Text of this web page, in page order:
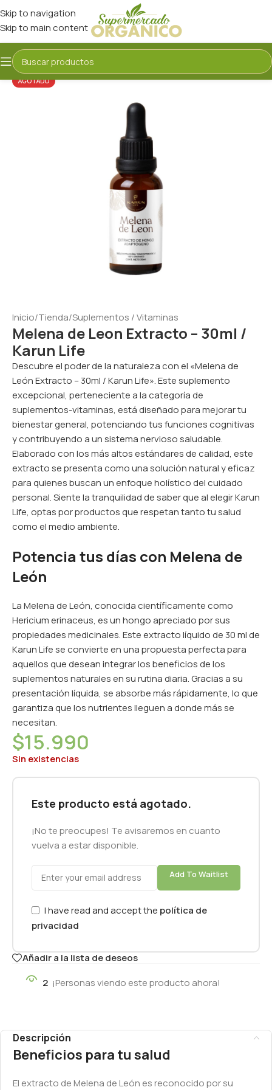
Skip to navigation
Skip to main content
AGOTADO
Inicio/Tienda/Suplementos / Vitaminas
Melena de Leon Extracto – 30ml /
Karun Life
Descubre el poder de la naturaleza con el «Melena de
León Extracto – 30ml / Karun Life». Este suplemento
excepcional, perteneciente a la categoría de
suplementos-vitaminas, está diseñado para mejorar tu
bienestar general, potenciando tus funciones cognitivas
y contribuyendo a un sistema nervioso saludable.
Elaborado con los más altos estándares de calidad, este
extracto se presenta como una solución natural y eficaz
para quienes buscan un enfoque holístico del cuidado
personal. Siente la tranquilidad de saber que al elegir Karun
Life, optas por productos que respetan tanto tu salud
como el medio ambiente.
Potencia tus días con Melena de
León
La Melena de León, conocida científicamente como
Hericium erinaceus, es un hongo apreciado por sus
propiedades medicinales. Este extracto líquido de 30 ml de
Karun Life se convierte en una propuesta perfecta para
aquellos que desean integrar los beneficios de los
suplementos naturales en su rutina diaria. Gracias a su
presentación líquida, se absorbe más rápidamente, lo que
garantiza que los nutrientes lleguen a donde más se
necesitan.
$15.990
Sin existencias
Este producto está agotado.
¡No te preocupes! Te avisaremos en cuanto
vuelva a estar disponible.
Add To Waitlist
I have read and accept the política de
privacidad
Añadir a la lista de deseos
2 ¡Personas viendo este producto ahora!
Descripción
Beneficios para tu salud
El extracto de Melena de León es reconocido por su